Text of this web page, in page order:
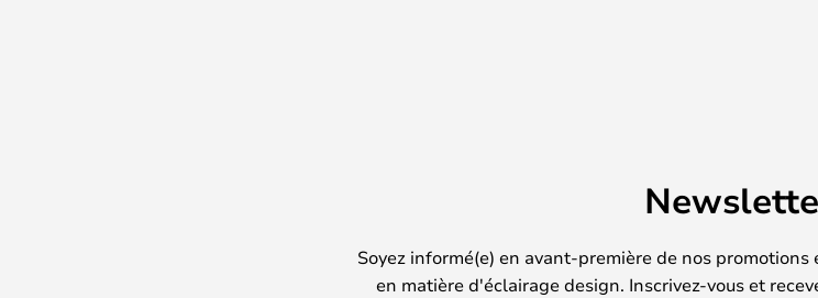
Soyez informé(e) en avant-première de nos
en matière d'éclairage design. Inscrivez-vous et